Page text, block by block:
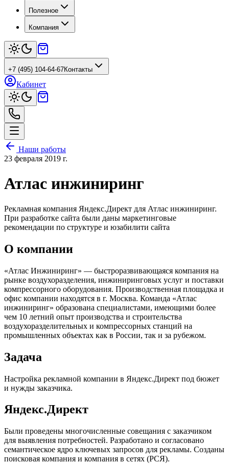
Полезное
Компания
+7 (495) 104-64-67Контакты
Кабинет
Наши работы
23 февраля 2019 г.
Атлас инжиниринг
Рекламная компания Яндекс.Директ для Атлас инжиниринг.
При разработке сайта были даны маркетинговые
рекомендации по структуре и юзабилити сайта
О компании
«Атлас Инжиниринг» — быстроразвивающаяся компания на
рынке воздухоразделения, инжиниринговых услуг и поставки
компрессорного оборудования. Производственная площадка и
офис компании находятся в г. Москва. Команда «Атлас
инжиниринг» образована специалистами, имеющими более
чем 10 летний опыт производства и строительства
воздухоразделительных и компрессорных станций на
промышленных объектах как в России, так и за рубежом.
Задача
Настройка рекламной компании в Яндекс.Директ под бюжет
и нужды заказчика.
Яндекс.Директ
Были проведены многочисленные совещания с заказчиком
для выявления потребностей. Разработано и согласовано
семантическое ядро ключевых запросов для рекламы. Созданы
поисковая компания и компания в сетях (РСЯ).